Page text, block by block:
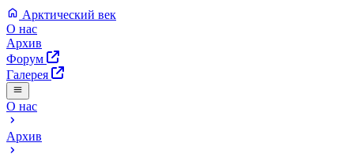
Арктический век
О нас
Архив
Форум
Галерея
О нас
Архив